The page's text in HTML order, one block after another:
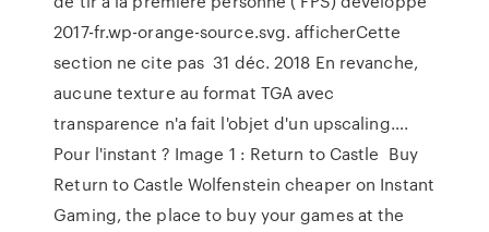
2017-fr.wp-orange-source.svg. afficherCette
section ne cite pas 31 déc. 2018 En revanche,
aucune texture au format TGA avec
transparence n'a fait l'objet d'un upscaling….
Pour l'instant ? Image 1 : Return to Castle Buy
Return to Castle Wolfenstein cheaper on Instant
Gaming, the place to buy your games at the